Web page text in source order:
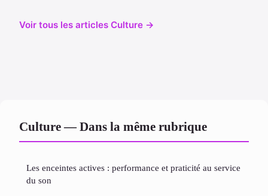
Voir tous les articles Culture →
Culture — Dans la même rubrique
Les enceintes actives : performance et praticité au service
du son